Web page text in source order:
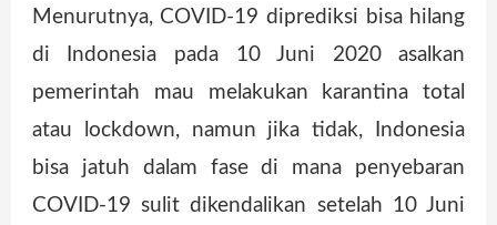
Menurutnya, COVID-19 diprediksi bisa hilang
di Indonesia pada 10 Juni 2020 asalkan
pemerintah mau melakukan karantina total
atau lockdown, namun jika tidak, Indonesia
bisa jatuh dalam fase di mana penyebaran
COVID-19 sulit dikendalikan setelah 10 Juni